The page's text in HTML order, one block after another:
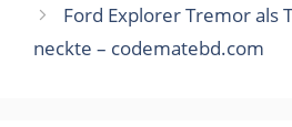
Ford Explorer Tremor als
neckte – codematebd.com